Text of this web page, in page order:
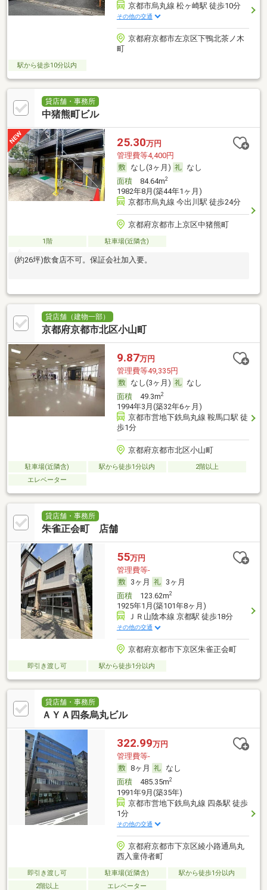
京都市烏丸線 松ヶ崎駅 徒歩10分
その他の交通
京都府京都市左京区下鴨北茶ノ木
町
駅から徒歩10分以内
貸店舗・事務所
中猪熊町ビル
25.30万円
管理費等4,400円
なし(3ヶ月)
なし
面積84.64m2
1982年8月(築44年1ヶ月)
京都市烏丸線 今出川駅 徒歩24分
京都府京都市上京区中猪熊町
1階 駐車場(近隣含)
(約26坪)飲食店不可。保証会社加入要。
貸店舗（建物一部）
京都府京都市北区小山町
9.87万円
管理費等49,335円
なし(3ヶ月)
なし
面積49.3m2
1994年3月(築32年6ヶ月)
京都市営地下鉄烏丸線 鞍馬口駅 徒
歩1分
京都府京都市北区小山町
駐車場(近隣含) 駅から徒歩1分以内
2階以上
エレベーター
貸店舗・事務所
朱雀正会町 店舗
55万円
管理費等-
3ヶ月
3ヶ月
面積123.62m2
1925年1月(築101年8ヶ月)
ＪＲ山陰本線 京都駅 徒歩18分
その他の交通
京都府京都市下京区朱雀正会町
即引き渡し可 駅から徒歩1分以内
貸店舗・事務所
ＡＹＡ四条烏丸ビル
322.99万円
管理費等-
8ヶ月
なし
面積485.35m2
1991年9月(築35年)
京都市営地下鉄烏丸線 四条駅 徒歩
1分
その他の交通
京都府京都市下京区綾小路通烏丸
西入童侍者町
即引き渡し可 駐車場(近隣含)
駅から徒歩1分以内
2階以上
エレベーター